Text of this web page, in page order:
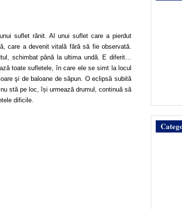
suflet rănit. Al unui suflet care a pierdut
care a devenit vitală fără să fie observată.
schimbat până la ultima undă. E diferit…
toate sufletele, în care ele se simt la locul
şi de baloane de săpun. O eclipsă subită
stă pe loc, își urmează drumul, continuă să
dificile.